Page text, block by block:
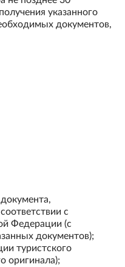
указанного
документов,
с
Федерации (с
документов);
туристского
оригинала);